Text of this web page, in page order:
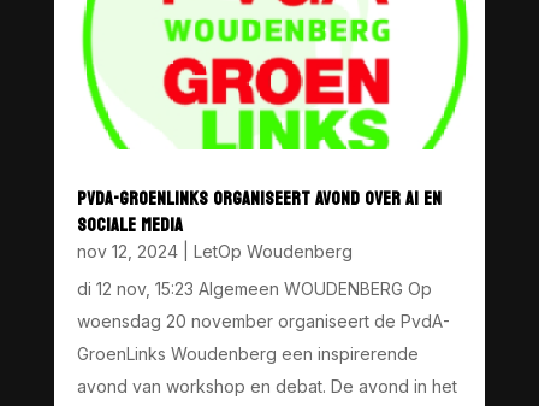
PVDA-GROENLINKS ORGANISEERT AVOND OVER AI EN
SOCIALE MEDIA
nov 12, 2024| LetOp Woudenberg
di 12 nov, 15:23 Algemeen WOUDENBERG Op
woensdag 20 november organiseert de PvdA-
GroenLinks Woudenberg een inspirerende
avond van workshop en debat. De avond in het